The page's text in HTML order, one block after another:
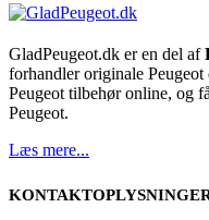
GladPeugeot.dk er en del af
forhandler originale
Peugeot tilbehør online, og
Peugeot.
Læs mere...